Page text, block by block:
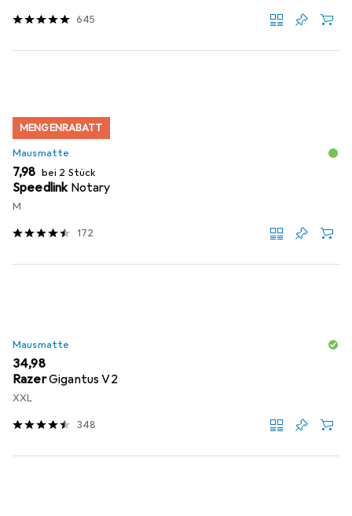
645
MENGENRABATT
Mausmatte
EUR
7,98 bei 2 Stück
Speedlink Notary
M
172
Mausmatte
EUR
34,98
RazerGigantus V2
XXL
348